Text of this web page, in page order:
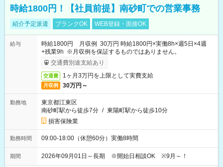
時給1800円！【社員前提】南砂町での営業事務
紹介予定派遣 ブランクOK WEB登録・面接OK
給与
時給1800円 月収例 30万円 時給1800円×実働8h×週5日×4週
+残業9h ※月収例を保証するものではありません。
交通費別途支給あり
交通費 1ヶ月3万円を上限として実費支給
月収例 30万円～
勤務地
東京都江東区
南砂町駅から徒歩7分 / 東陽町駅から徒歩10分
損害保険業
勤務時間 09:00-18:00（休憩60分）実働8時間
期間 2026年09月01日～長期 ※開始日相談OK ※9月～！